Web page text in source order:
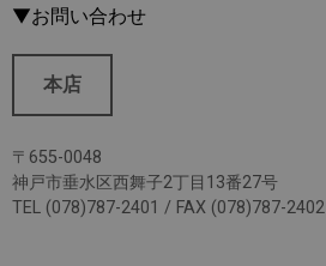
▼お問い合わせ
本店
〒655-0048
神戸市垂水区西舞子2丁目13番27号
TEL (078)787-2401 / FAX (078)787-2402